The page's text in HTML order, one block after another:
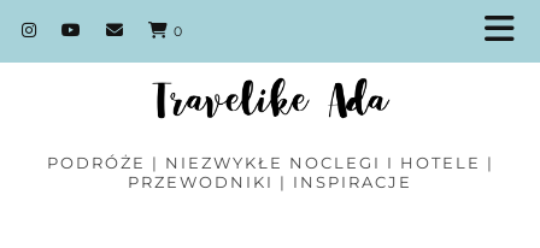
0
PODRÓŻE | NIEZWYKŁE NOCLEGI I HOTELE |
PRZEWODNIKI | INSPIRACJE